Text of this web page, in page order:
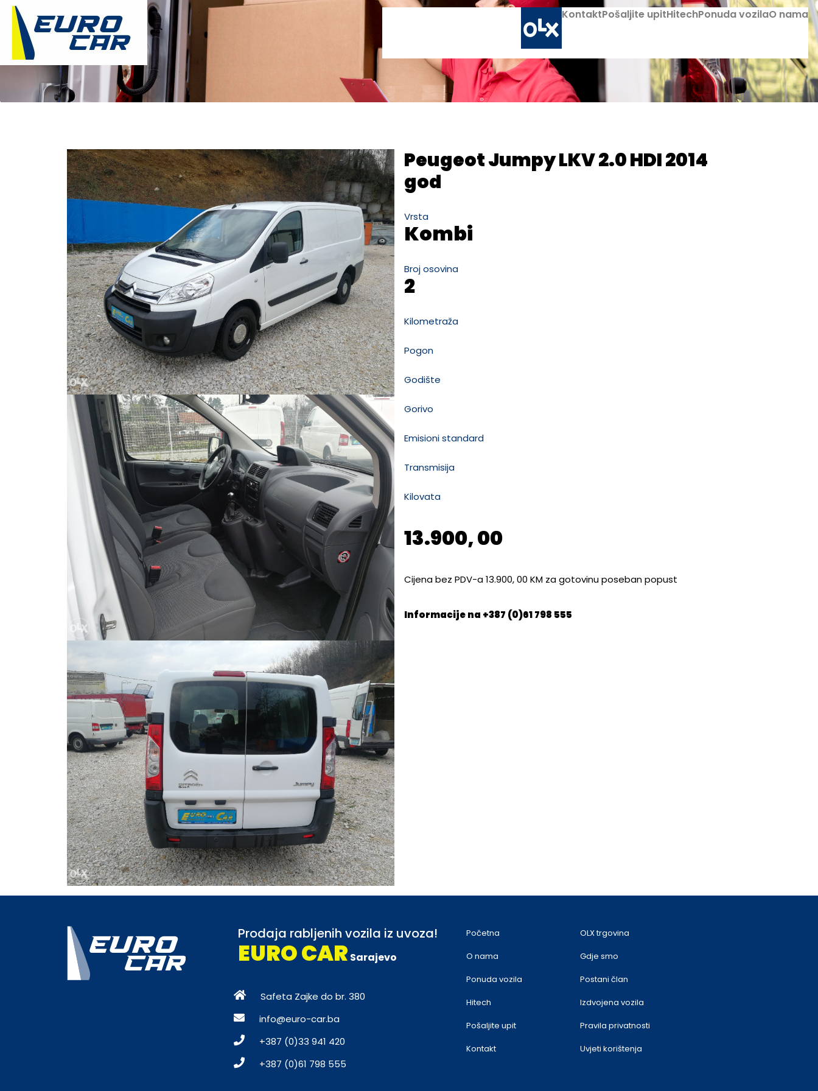
O nama
Ponuda vozila
Hitech
Pošaljite upit
Kontakt
Peugeot Jumpy LKV 2.0 HDI 2014
god
Vrsta
Kombi
Broj osovina
2
Kilometraža
Pogon
Godište
Gorivo
Emisioni standard
Transmisija
Kilovata
13.900, 00
Cijena bez PDV-a 13.900, 00 KM za gotovinu poseban popust
Informacije na +387 (0)61 798 555
Prodaja rabljenih vozila iz uvoza!
EURO CAR Sarajevo
Safeta Zajke do br. 380
info@euro-car.ba
+387 (0)33 941 420
+387 (0)61 798 555
Početna
O nama
Ponuda vozila
Hitech
Pošaljite upit
Kontakt
OLX trgovina
Gdje smo
Postani član
Izdvojena vozila
Pravila privatnosti
Uvjeti korištenja